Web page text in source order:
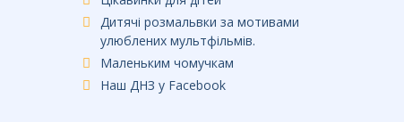
Дитячі розмальвки за мотивами
улюблених мультфільмів.
Маленьким чомучкам
Наш ДНЗ у Facebook